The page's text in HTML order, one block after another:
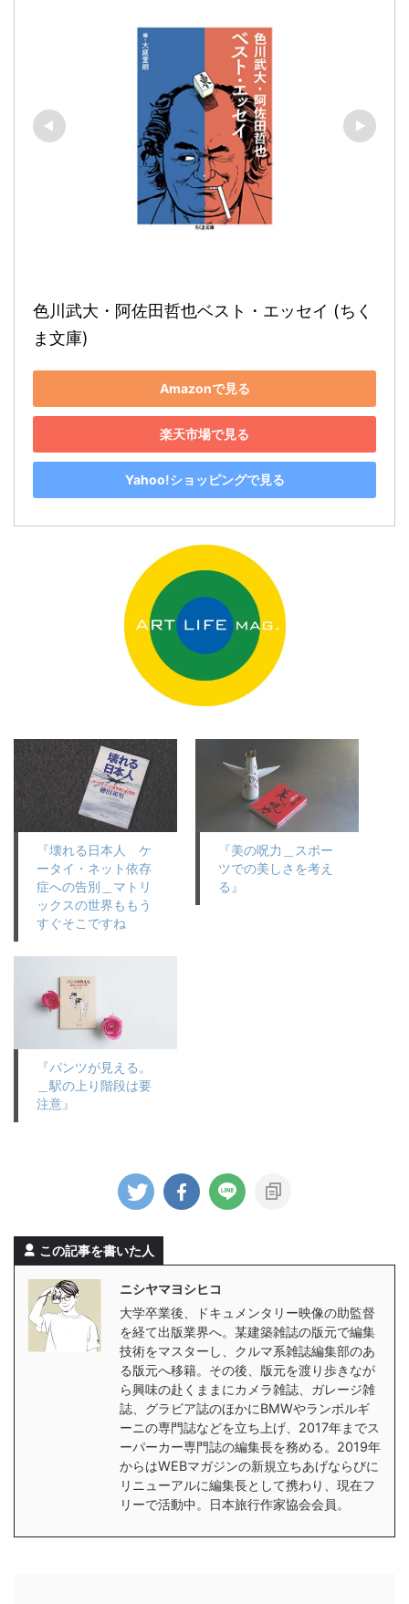
色川武大・阿佐田哲也ベスト・エッセイ (ちく
ま文庫)
Amazonで見る
楽天市場で見る
Yahoo!ショッピングで見る
『壊れる日本人 ケ
ータイ・ネット依存
症への告別＿マトリ
ックスの世界ももう
すぐそこですね
『美の呪力＿スポー
ツでの美しさを考え
る』
『パンツが見える。
＿駅の上り階段は要
注意』
この記事を書いた人
ニシヤマヨシヒコ
大学卒業後、ドキュメンタリー映像の助監督
を経て出版業界へ。某建築雑誌の版元で編集
技術をマスターし、クルマ系雑誌編集部のあ
る版元へ移籍。その後、版元を渡り歩きなが
ら興味の赴くままにカメラ雑誌、ガレージ雑
誌、グラビア誌のほかにBMWやランボルギ
ーニの専門誌などを立ち上げ、2017年までス
ーパーカー専門誌の編集長を務める。2019年
からはWEBマガジンの新規立ちあげならびに
リニューアルに編集長として携わり、現在フ
リーで活動中。日本旅行作家協会会員。